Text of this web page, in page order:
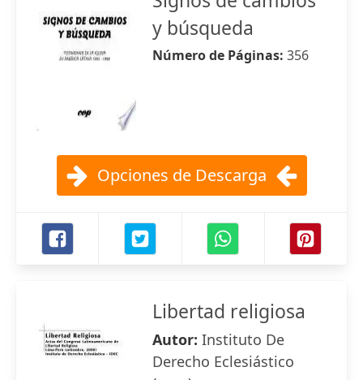
y búsqueda
Número de Páginas: 356
Opciones de Descarga
Libertad religiosa
Autor: Instituto De
Derecho Eclesiástico